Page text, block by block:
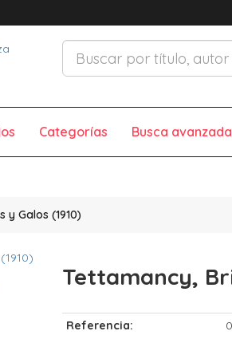
Categorías Busca avanzada
y Galos (1910)
Tettamancy,
Referencia: